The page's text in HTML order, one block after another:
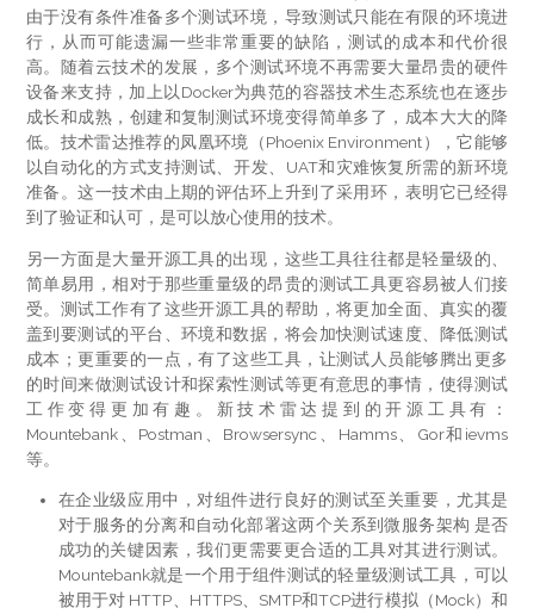
由于没有条件准备多个测试环境，导致测试只能在有限的环境进
行，从而可能遗漏一些非常重要的缺陷，测试的成本和代价很
高。随着云技术的发展，多个测试环境不再需要大量昂贵的硬件
设备来支持，加上以Docker为典范的容器技术生态系统也在逐步
成长和成熟，创建和复制测试环境变得简单多了，成本大大的降
低。技术雷达推荐的凤凰环境（Phoenix Environment），它能够
以自动化的方式支持测试、开发、UAT和灾难恢复所需的新环境
准备。这一技术由上期的评估环上升到了采用环，表明它已经得
到了验证和认可，是可以放心使用的技术。
另一方面是大量开源工具的出现，这些工具往往都是轻量级的、
简单易用，相对于那些重量级的昂贵的测试工具更容易被人们接
受。测试工作有了这些开源工具的帮助，将更加全面、真实的覆
盖到要测试的平台、环境和数据，将会加快测试速度、降低测试
成本；更重要的一点，有了这些工具，让测试人员能够腾出更多
的时间来做测试设计和探索性测试等更有意思的事情，使得测试
工作变得更加有趣。新技术雷达提到的开源工具有：
Mountebank、Postman、Browsersync、Hamms、Gor和ievms
等。
在企业级应用中，对组件进行良好的测试至关重要，尤其是
对于服务的分离和自动化部署这两个关系到微服务架构 是否
成功的关键因素，我们更需要更合适的工具对其进行测试。
Mountebank就是一个用于组件测试的轻量级测试工具，可以
被用于对 HTTP、HTTPS、SMTP和TCP进行模拟（Mock）和